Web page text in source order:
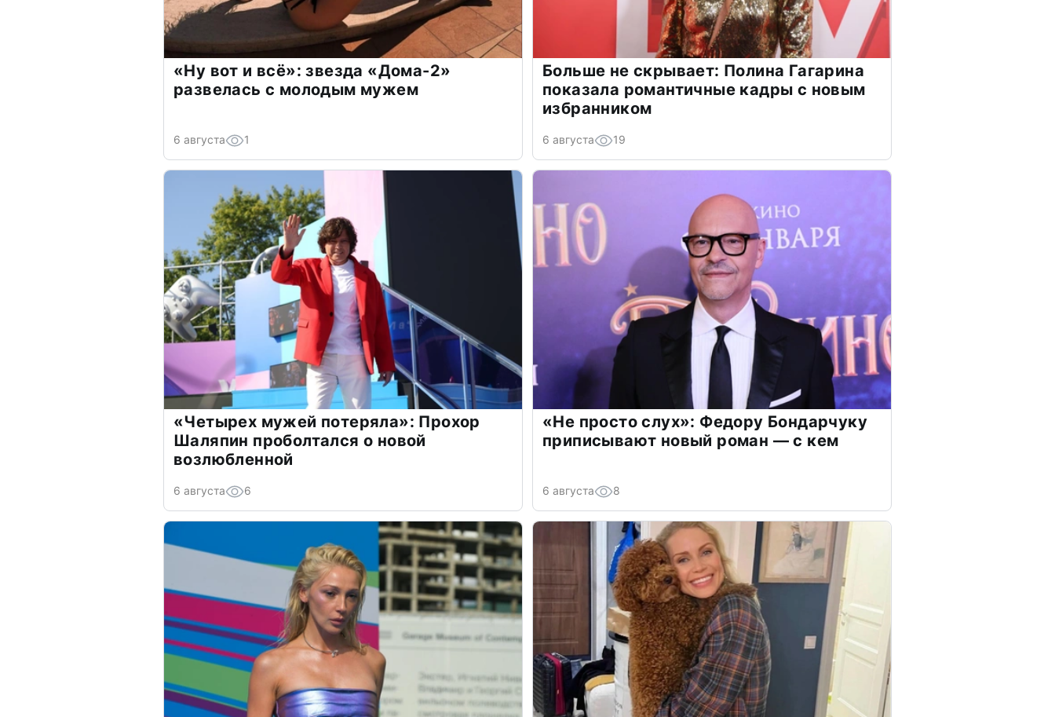
«Ну вот и всё»: звезда «Дома-2»
развелась с молодым мужем
6 августа 1
Больше не скрывает: Полина Гагарина
показала романтичные кадры с новым
избранником
6 августа 19
«Четырех мужей потеряла»: Прохор
Шаляпин проболтался о новой
возлюбленной
6 августа 6
«Не просто слух»: Федору Бондарчуку
приписывают новый роман — с кем
6 августа 8